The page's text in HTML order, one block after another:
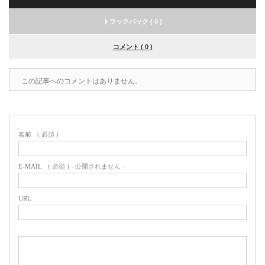
トラックバック ( 0 )
コメント ( 0 )
この記事へのコメントはありません。
名前 ( 必須 )
E-MAIL ( 必須 ) - 公開されません -
URL